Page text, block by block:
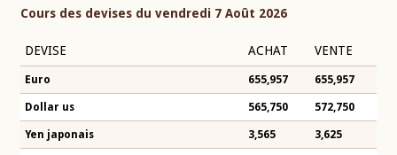
Cours des devises du vendredi 7 Août 2026
DEVISE ACHAT VENTE
Euro 655,957 655,957
Dollar us 565,750 572,750
Yen japonais 3,565 3,625